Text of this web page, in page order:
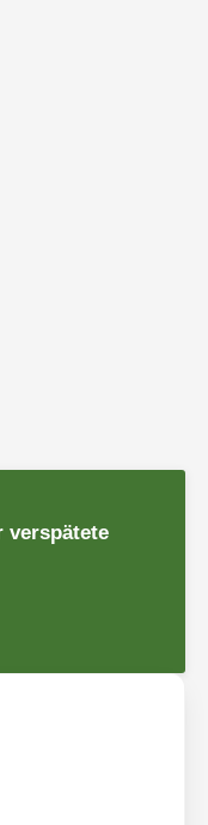
verspätete